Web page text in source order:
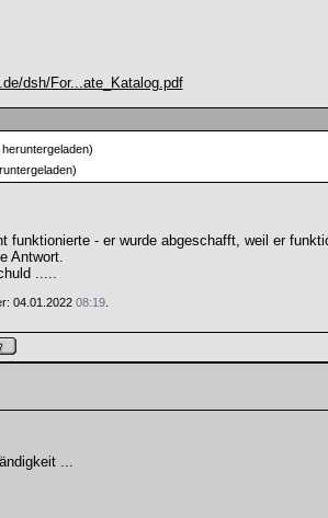
dsh/For...ate_Katalog.pdf
heruntergeladen)
funktionierte - er wurde abgeschafft, weil er
Antwort.
.....
04.01.2022 08:19.
...